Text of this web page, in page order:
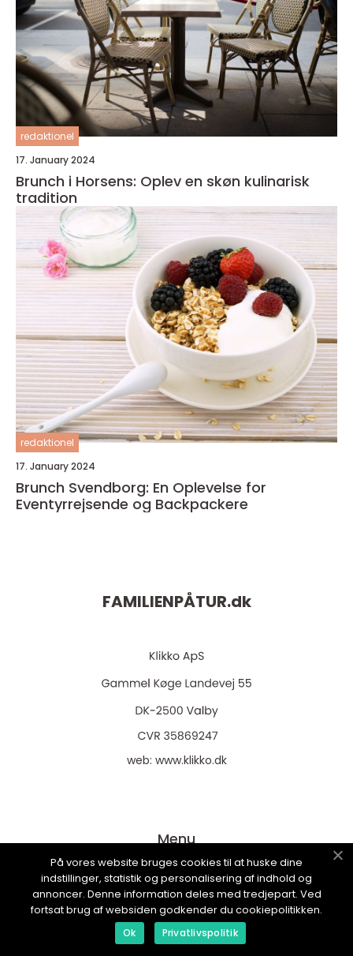
redaktionel
17. January 2024
Brunch i Horsens: Oplev en skøn kulinarisk
tradition
redaktionel
17. January 2024
Brunch Svendborg: En Oplevelse for
Eventyrrejsende og Backpackere
FAMILIENPÅTUR.dk
web: www.klikko.dk
Menu
Annoncering
Om os
Cookies
På vores website bruges cookies til at huske dine
indstillinger, statistik og personalisering af indhold og
annoncer. Denne information deles med tredjepart. Ved
fortsat brug af websiden godkender du cookiepolitikken.
Ok Privatlivspolitik